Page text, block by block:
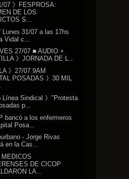
07 》FESPROSA:
DE LOS
S...
Lunes 31/07 a las 17hs
Vidal c...
27/07 ■ AUDIO +
》JORNADA DE L...
》27/07 9AM
POSADAS 》30 MIL
Línea Sindical 》"Protesta
p...
bancó a los enfermeros
Posa...
- Jorge Rivas
en la Cas...
DE CICOP
LA...